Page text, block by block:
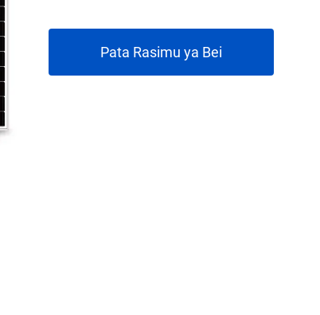
Pata Rasimu ya Bei